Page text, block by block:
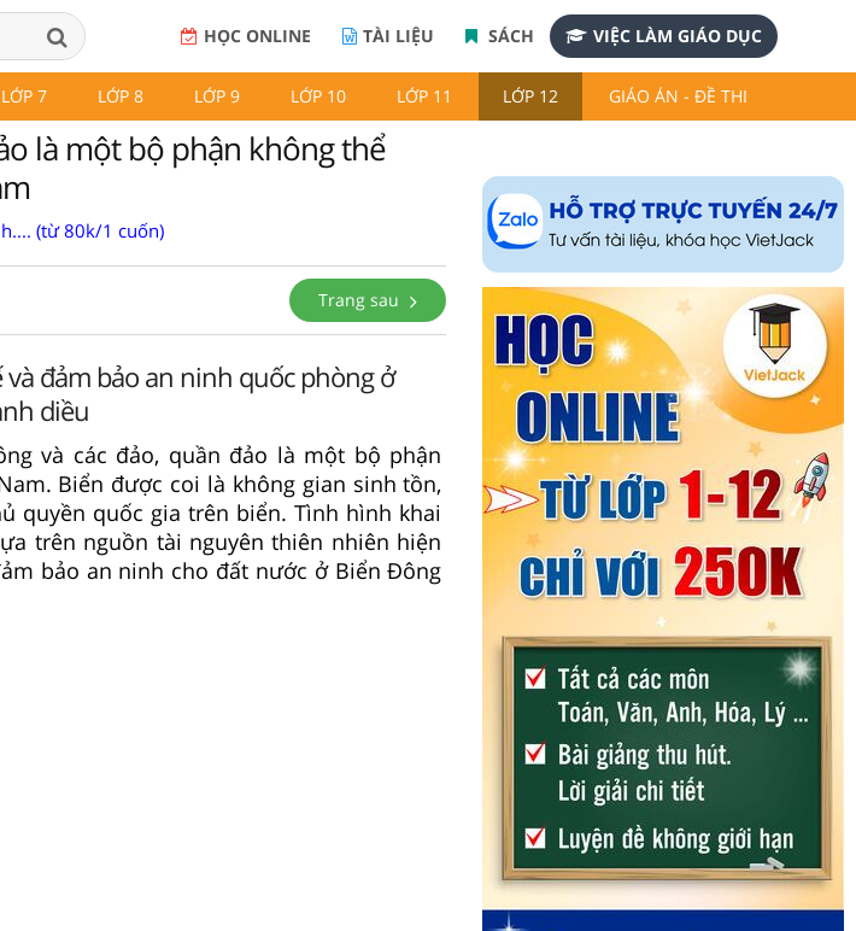
HỌC ONLINE TÀI LIỆU SÁCH VIỆC LÀM GIÁO DỤC
LỚP 7 LỚP 8 LỚP 9 LỚP 10 LỚP 11 LỚP 12 GIÁO ÁN - ĐỀ THI
là một bộ phận không thể
(từ 80k/1 cuốn)
Trang sau
đảm bảo an ninh quốc phòng ở
diều
và các đảo, quần đảo là một bộ phận
Biển được coi là không gian sinh tồn,
quyền quốc gia trên biển. Tình hình khai
trên nguồn tài nguyên thiên nhiên hiện
bảo an ninh cho đất nước ở Biển Đông